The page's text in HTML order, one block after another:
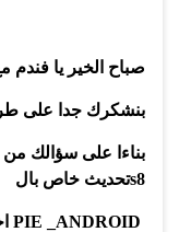
صباح الخير يا
بنشكرك جدا على
بناءا على سؤالك
تحديث خاص بالs8
9 _9 PIE _ANDROID